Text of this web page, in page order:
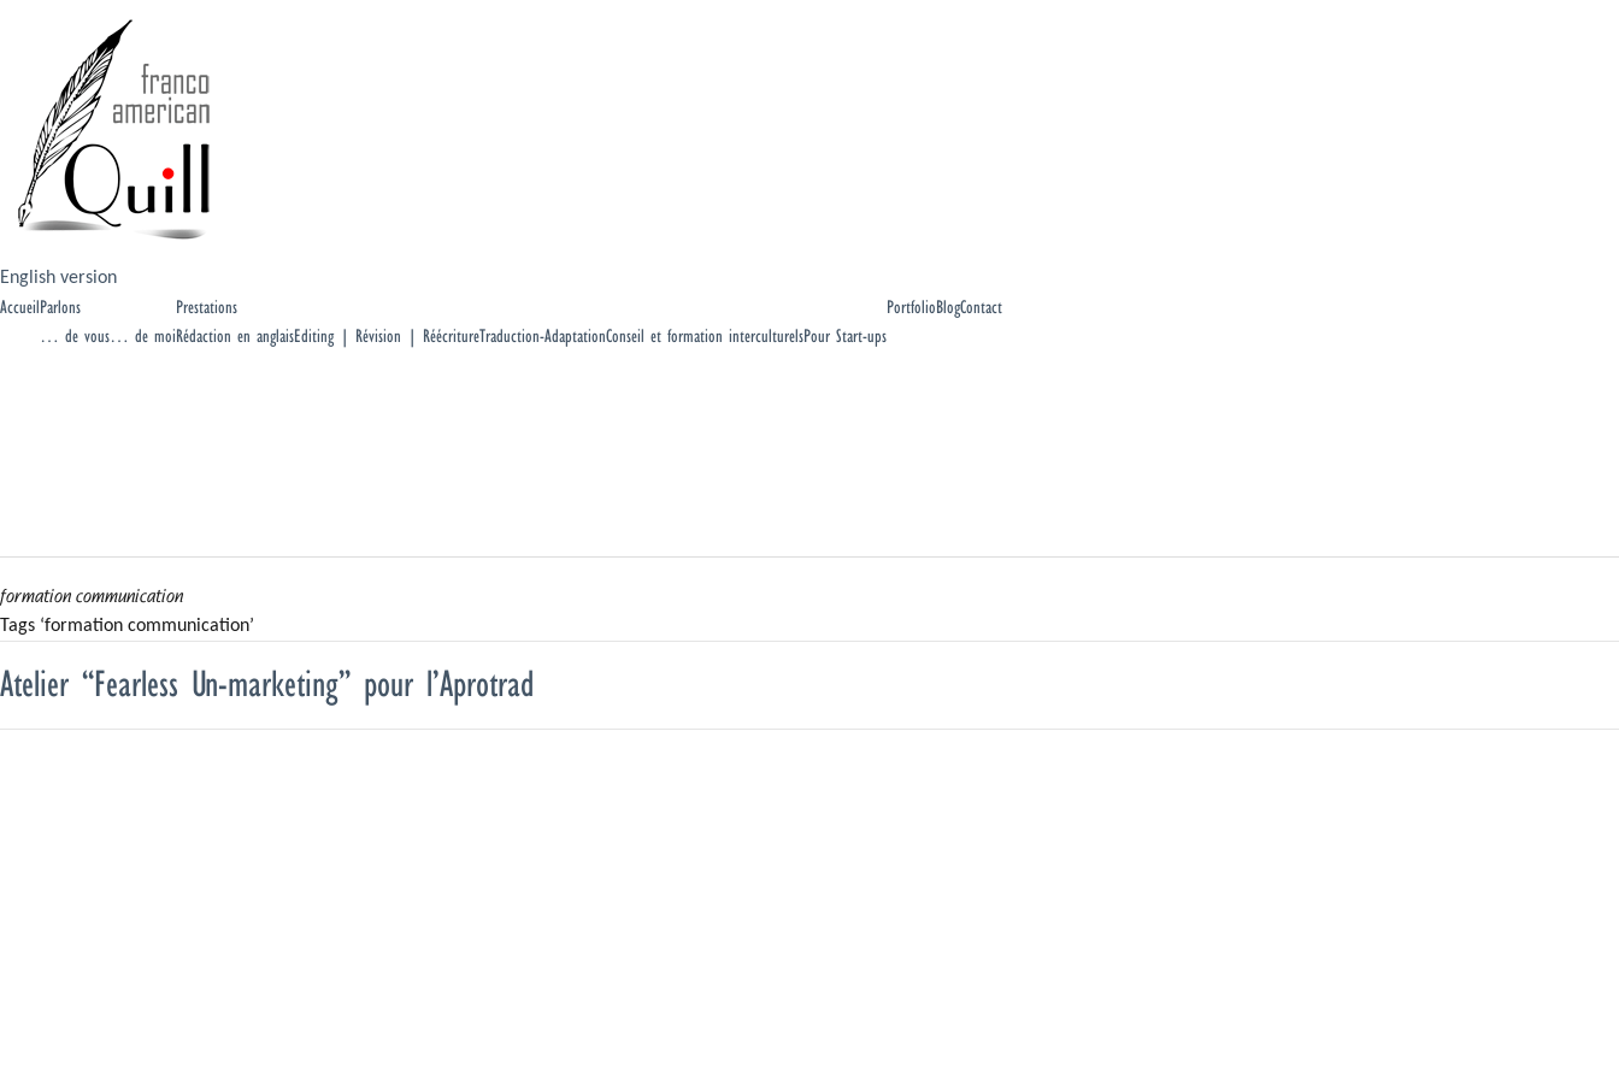
English version
AccueilParlons
… de vous… de moi
Prestations
Rédaction en anglaisEditing | Révision | RéécritureTraduction-AdaptationConseil et formation interculturelsPour Start-ups
PortfolioBlogContact
formation communication
Tags ‘formation communication’
Atelier “Fearless Un-marketing” pour l’Aprotrad